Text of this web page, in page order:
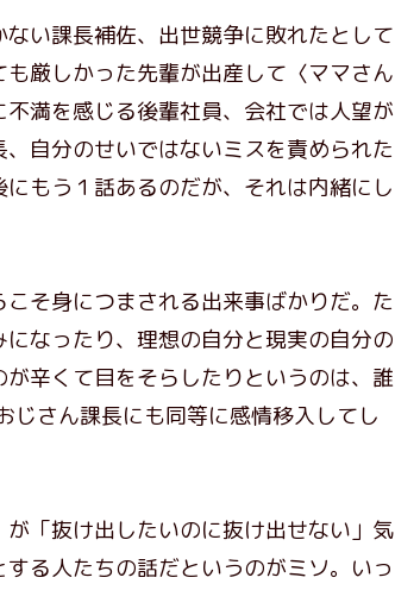
い課長補佐、出世競争に敗れたとして
厳しかった先輩が出産して〈ママさん
満を感じる後輩社員、会社では人望が
自分のせいではないミスを責められた
もう１話あるのだが、それは内緒にし
そ身につまされる出来事ばかりだ。た
なったり、理想の自分と現実の自分の
辛くて目をそらしたりというのは、誰
じさん課長にも同等に感情移入してし
「抜け出したいのに抜け出せない」気
る人たちの話だというのがミソ。いっ